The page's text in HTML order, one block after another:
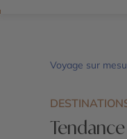
Voyage sur